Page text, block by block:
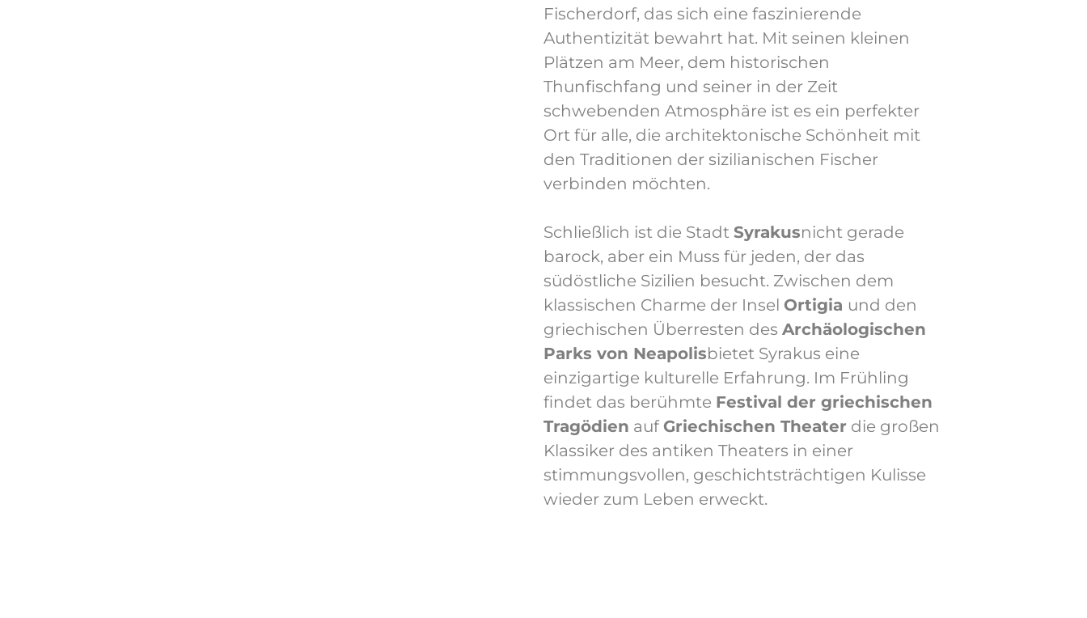
Fischerdorf, das sich eine faszinierende
Authentizität bewahrt hat. Mit seinen kleinen
Plätzen am Meer, dem historischen
Thunfischfang und seiner in der Zeit
schwebenden Atmosphäre ist es ein perfekter
Ort für alle, die architektonische Schönheit mit
den Traditionen der sizilianischen Fischer
verbinden möchten.
Schließlich ist die Stadt Syrakusnicht gerade
barock, aber ein Muss für jeden, der das
südöstliche Sizilien besucht. Zwischen dem
klassischen Charme der Insel Ortigia und den
griechischen Überresten des Archäologischen
Parks von Neapolisbietet Syrakus eine
einzigartige kulturelle Erfahrung. Im Frühling
findet das berühmte Festival der griechischen
Tragödien auf Griechischen Theater die großen
Klassiker des antiken Theaters in einer
stimmungsvollen, geschichtsträchtigen Kulisse
wieder zum Leben erweckt.